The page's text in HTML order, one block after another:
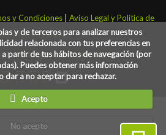
y de terceros para analizar nuestros
relacionada con tus preferencias en
partir de tus hábitos de navegación (por
Puedes obtener más información
dar a no aceptar para rechazar.
Acepto
No acepto
y Condiciones
Aviso Legal y Política de
y Cookies
por:codigoconsentido.com